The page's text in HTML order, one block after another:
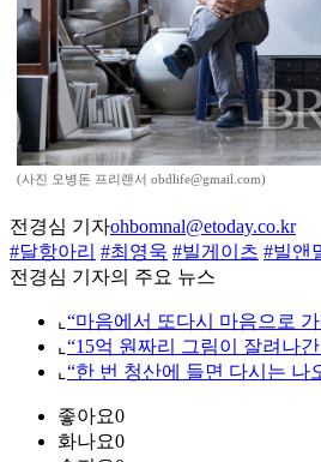
(사진 오병돈 프리랜서 obdlife@gmail.com)
전경심 기자ohbomnal@etoday.co.kr
#달항아리 #최영욱 #빌게이츠 #빌앤
전경심 기자의 주요 뉴스
⌞ “마음에서 또다시 마음으로
⌞ “15억 원짜리 그림이 잘려나
⌞ “한 번 청산에 들면 다시는 나
좋아요0
화나요0